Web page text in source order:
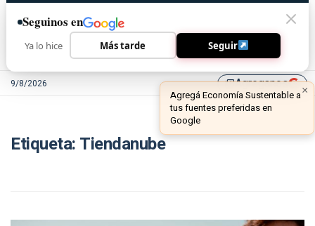
9/8/2026 library_addAgreganos ×
Agregá Economía Sustentable a
tus fuentes preferidas en
Google
Etiqueta: Tiendanube
Seguinos en
Ya lo hice Más tarde Seguir